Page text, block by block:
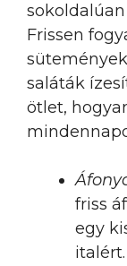
Frissen
saláták
ötlet,
friss
egy
italért.